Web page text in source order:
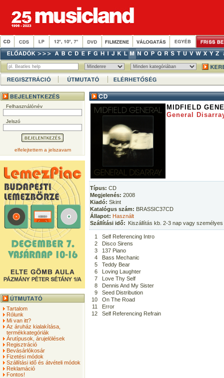
Felhasználónév
Jelszó
elfelejtettem a jelszavam
Tartalom
Rólunk
Mi van itt?
Az áruház kialakítása,
termékkategóriák
Árutípusok, árujelölések
Regisztráció
Bevásárlókosár
Fizetési módok
Szállítási idő és átvételi módok
Reklamáció
Fontos!
MIDFIELD
General
Típus: CD
Megjelenés: 2008
Kiadó: Skint
Katalógus szám: BRASSIC37CD
Állapot: Használt
Szállítási idő: Kiszállítás kb. 2-3 nap vagy
1
Self Referencing Intro
2
Disco Sirens
3
137 Piano
4
Bass Mechanic
5
Teddy Bear
6
Loving Laughter
7
Love Thy Self
8
Dennis And My Sister
9
Seed Distribution
10
On The Road
11
Error
12
Self Referencing Refrain